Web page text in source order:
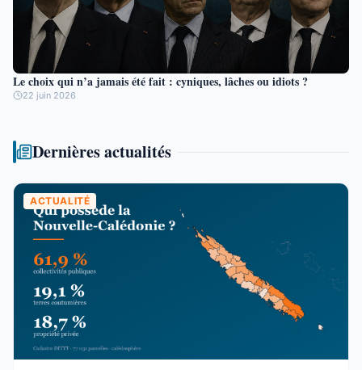
Le choix qui n’a jamais été fait : cyniques, lâches ou idiots ?
22 juin 2026
Dernières actualités
ACTUALITÉ